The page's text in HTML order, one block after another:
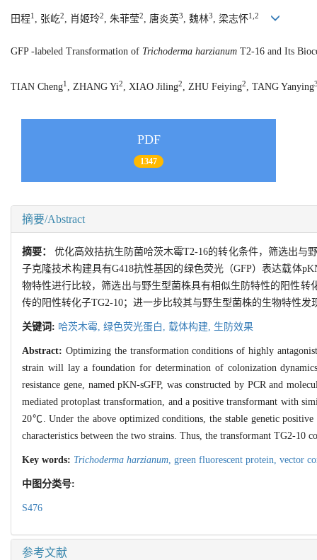
田程1 , 张屹2, 肖姬玲2, 朱菲莹2, 唐炎英3, 魏林3, 梁志怀1,2
GFP -labeled Transformation of Trichoderma harzianum T2-16 and Its
TIAN Cheng1 , ZHANG Yi2 , XIAO Jiling2 , ZHU Feiying2 , TANG Yanying
PDF
1347
摘要/Abstract
摘要：优化高效拮抗生防菌哈茨木霉T2-16的转化条件，筛选出与
子克隆技术构建具有G418抗性基因的绿色荧光（GFP）表达载体
物特性进行比较，筛选出与野生型菌株具有相似生防特性的阳性
传的阳性转化子TG2-10；进一步比较其与野生型菌株的生物特性
关键词: 哈茨木霉, 绿色荧光蛋白, 载体构建, 生防效果
Abstract: Optimizing the transformation conditions of highly
strain will lay a foundation for determination of colonization
resistance gene, named pKN-sGFP, was constructed by PCR and
mediated protoplast transformation, and a positive transformant with
20℃. Under the above optimized conditions, the stable genetic
characteristics between the two strains. Thus, the transformant TG2-10
Key words: Trichoderma harzianum, green fluorescent protein, vector
中图分类号:
S476
参考文献